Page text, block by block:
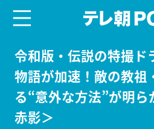
令和版・伝説の特撮ド
物語が加速！敵の教祖
る“意外な方法”が明
赤影＞